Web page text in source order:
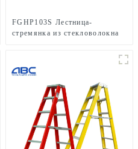
FGHP103S Лестница-
стремянка из стекловолокна